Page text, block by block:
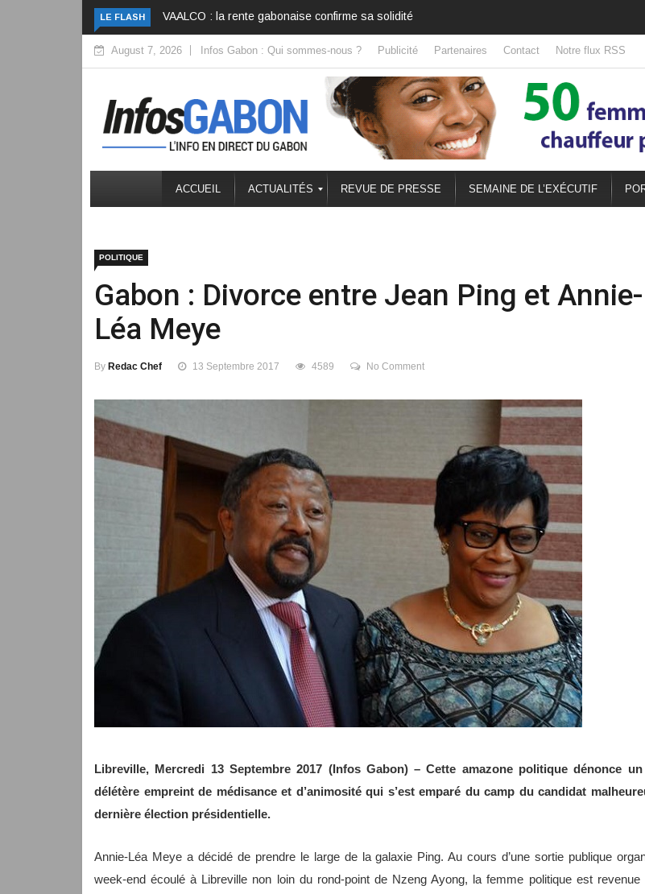
LE FLASH Gabon : La bataille logistique des grands projets
August 7, 2026 Infos Gabon : Qui sommes-nous ? Publicité Partenaires Contact Notre flux RSS
ACCUEIL ACTUALITÉS REVUE DE PRESSE SEMAINE DE L’EXÉCUTIF
POLITIQUE
Gabon : Divorce entre Jean Ping et Annie-
Léa Meye
By Redac Chef 13 Septembre 2017 4589 No Comment
Libreville, Mercredi 13 Septembre 2017 (Infos Gabon) – Cette amazone politique dénonce
délétère empreint de médisance et d’animosité qui s’est emparé du camp du candidat
dernière élection présidentielle.
Annie-Léa Meye a décidé de prendre le large de la galaxie Ping. Au cours d’une sortie publique
week-end écoulé à Libreville non loin du rond-point de Nzeng Ayong, la femme politique est revenue